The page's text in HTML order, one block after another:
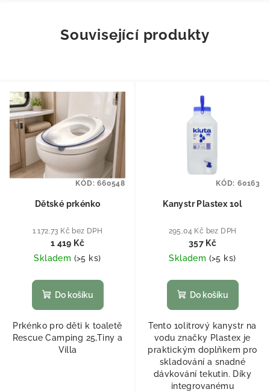
Související produkty
Dětské prkénko
1 172,73 Kč bez DPH
1 419 Kč
Skladem (>5 ks)
Do košíku
Prkénko pro děti k toaletě
Rescue Camping 25,Tiny a
Villa
KÓD:660548
Kanystr Plastex 10l
295,04 Kč bez DPH
357 Kč
Skladem (>5 ks)
Do košíku
Tento 10litrový kanystr na
vodu značky Plastex je
praktickým doplňkem pro
skladování a snadné
dávkování tekutin. Díky
integrovanému
KÓD: 60163